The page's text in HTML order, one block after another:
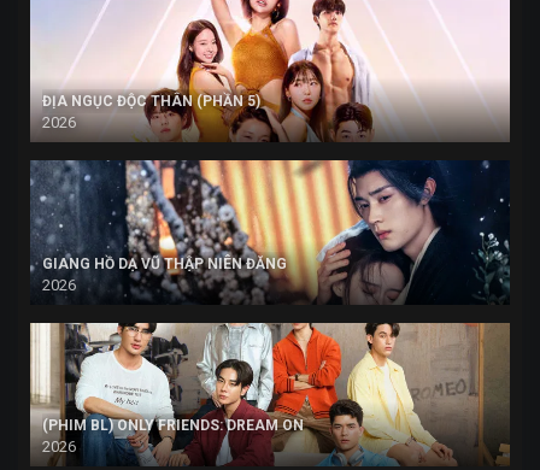
ĐỊA NGỤC ĐỘC THÂN (PHẦN 5)
2026
GIANG HỒ DẠ VŨ THẬP NIÊN ĐĂNG
2026
(PHIM BL) ONLY FRIENDS: DREAM ON
2026